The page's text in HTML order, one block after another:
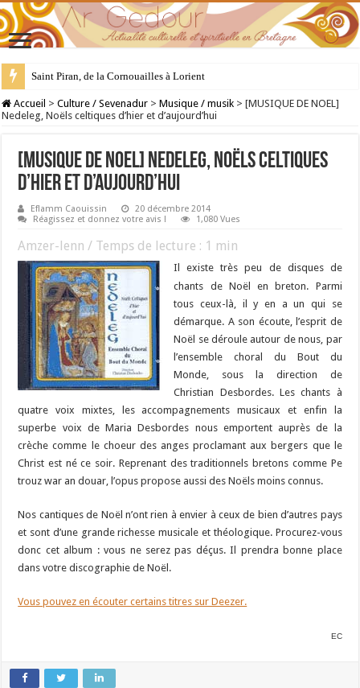
Saint Piran, de la Cornouailles à Lorient
28 juillet : Saint Samson de Dol, père de la Bretagne chrétienne
Accueil > Culture / Sevenadur > Musique / musik > [MUSIQUE DE NOEL]
Nedeleg, Noëls celtiques d’hier et d’aujourd’hui
[MUSIQUE DE NOEL] Nedeleg, Noëls celtiques
d’hier et d’aujourd’hui
Eflamm Caouissin
20 décembre 2014
Réagissez et donnez votre avis !
1,080 Vues
Amzer-lenn / Temps de lecture : 1 min
Il existe très peu de disques de
chants de Noël en breton. Parmi
tous ceux-là, il y en a un qui se
démarque. A son écoute, l’esprit de
Noël se déroule autour de nous, par
l’ensemble choral du Bout du
Monde, sous la direction de
Christian Desbordes. Les chants à
quatre voix mixtes, les accompagnements musicaux et enfin la
superbe voix de Maria Desbordes nous emportent auprès de la
crèche comme le choeur des anges proclamant aux bergers que le
Christ est né ce soir. Reprenant des traditionnels bretons comme Pe
trouz war an douar, l’opus propose aussi des Noëls moins connus.
Nos cantiques de Noël n’ont rien à envier à ceux de bien d’autres pays
et sont d’une grande richesse musicale et théologique. Procurez-vous
donc cet album : vous ne serez pas déçus. Il prendra bonne place
dans votre discographie de Noël.
Vous pouvez en écouter certains titres sur Deezer.
EC